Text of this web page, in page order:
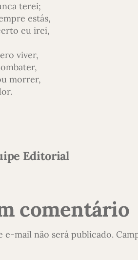
terei;
estás,
eu irei,
viver,
morrer,
Editorial
comentário
e-mail não será publicado.